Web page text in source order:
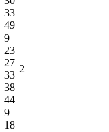
33
49
9
23
27
33
38
44
2
9
18